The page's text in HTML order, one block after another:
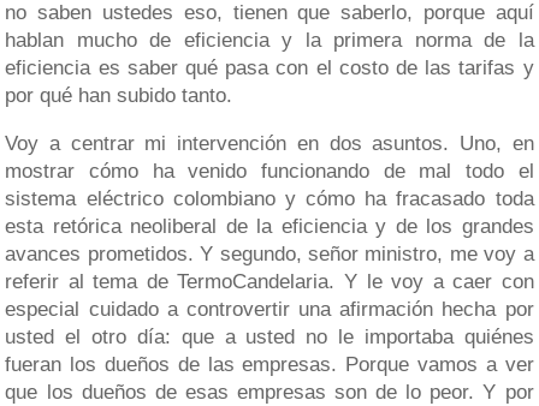
no saben ustedes eso, tienen que saberlo, porque aquí
hablan mucho de eficiencia y la primera norma de la
eficiencia es saber qué pasa con el costo de las tarifas y
por qué han subido tanto.
Voy a centrar mi intervención en dos asuntos. Uno, en
mostrar cómo ha venido funcionando de mal todo el
sistema eléctrico colombiano y cómo ha fracasado toda
esta retórica neoliberal de la eficiencia y de los grandes
avances prometidos. Y segundo, señor ministro, me voy a
referir al tema de TermoCandelaria. Y le voy a caer con
especial cuidado a controvertir una afirmación hecha por
usted el otro día: que a usted no le importaba quiénes
fueran los dueños de las empresas. Porque vamos a ver
que los dueños de esas empresas son de lo peor. Y por